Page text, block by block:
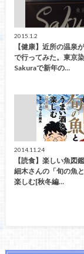
2015.1.2
【健康】近所の温泉
で行ってみた。東京
Sakuraで新年の…
2014.11.24
【読食】楽しい魚図
細木さんの「旬の魚
楽しむ[秋冬編…